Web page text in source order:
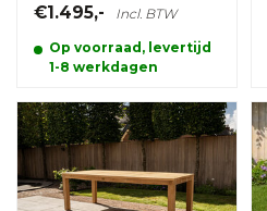
€1.495,- Incl. BTW
Op voorraad, levertijd
1-8 werkdagen